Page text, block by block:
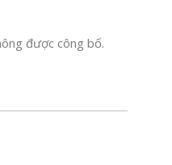
được công bố.